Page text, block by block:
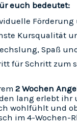
euch bedeutet:
Förderung
Kursqualität
Spaß
für Schritt zum
2 Wochen
lang erlebt ihr
wohlfühlt und
im 4-Wochen-